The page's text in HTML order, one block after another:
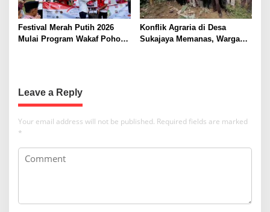
Festival Merah Putih 2026
Mulai Program Wakaf Pohon
Konflik Agraria di Desa
Sukajaya Memanas, Warga
Leave a Reply
Your email address will not be published. Required fields are marked
*